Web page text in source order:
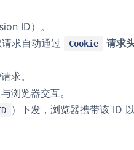
ID）。
求自动通过 Cookie 请求
求。
浏览器交互。
）下发，浏览器携带该 ID